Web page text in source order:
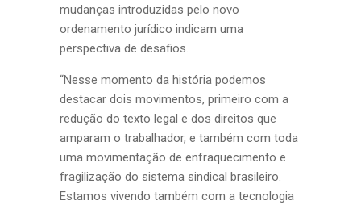
mudanças introduzidas pelo novo
ordenamento jurídico indicam uma
perspectiva de desafios.
“Nesse momento da história podemos
destacar dois movimentos, primeiro com a
redução do texto legal e dos direitos que
amparam o trabalhador, e também com toda
uma movimentação de enfraquecimento e
fragilização do sistema sindical brasileiro.
Estamos vivendo também com a tecnologia